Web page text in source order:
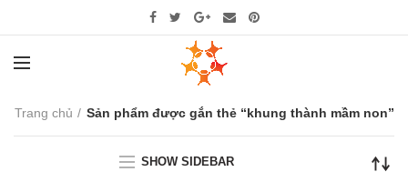
Trang chủ Sản phẩm được gắn thẻ “khung thành mầm non”
SHOW SIDEBAR